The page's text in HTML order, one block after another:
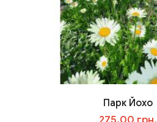
Парк Йохо